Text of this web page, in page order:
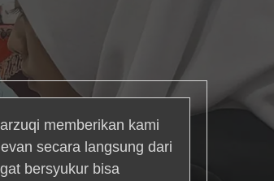
memberikan kami
secara langsung dari
bersyukur bisa